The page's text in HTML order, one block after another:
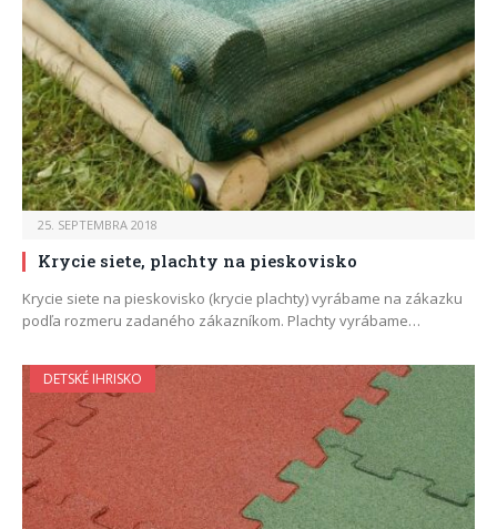
25. SEPTEMBRA 2018
Krycie siete, plachty na pieskovisko
Krycie siete na pieskovisko (krycie plachty) vyrábame na zákazku
podľa rozmeru zadaného zákazníkom. Plachty vyrábame…
DETSKÉ IHRISKO